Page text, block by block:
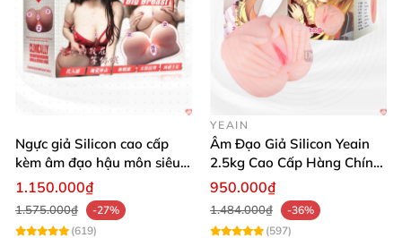
Ngực giả Silicon cao cấp
kèm âm đạo hậu môn siêu
thật BIG BREAST
1.150.000₫
1.575.000₫
-27%
(619)
YEAIN
Âm Đạo Giả Silicon Yeain
2.5kg Cao Cấp Hàng Chính
Hãng
950.000₫
1.484.000₫
-36%
(597)